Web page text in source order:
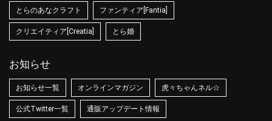
とらのあなクラフト ファンティア[Fantia]
クリエイティア[Creatia] とら婚
お知らせ
お知らせ一覧 オンラインマガジン 虎々ちゃんネル☆
公式Twitter一覧 通販アップデート情報